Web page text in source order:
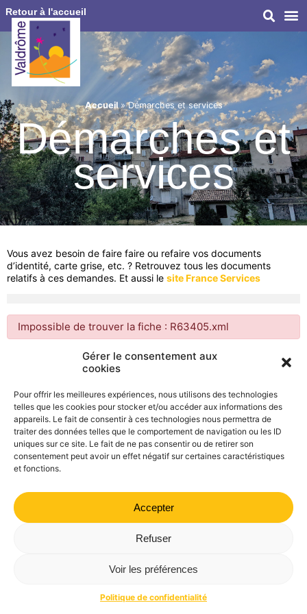
Gérer le consentement aux
cookies
Pour offrir les meilleures expériences, nous utilisons des technologies
telles que les cookies pour stocker et/ou accéder aux informations des
appareils. Le fait de consentir à ces technologies nous permettra de
traiter des données telles que le comportement de navigation ou les ID
uniques sur ce site. Le fait de ne pas consentir ou de retirer son
consentement peut avoir un effet négatif sur certaines caractéristiques
et fonctions.
Accepter
Refuser
Voir les préférences
Politique de confidentialité
Retour à l'accueil
Accueil»Démarches et services
Démarches et
services
Vous avez besoin de faire faire ou refaire vos documents
d’identité, carte grise, etc. ? Retrouvez tous les documents
relatifs à ces demandes. Et aussi le site France Services
Impossible de trouver la fiche : R63405.xml
Mairie de Valdrôme | 14 rue Haute, 26310 Valdrôme | 04 75
Politique de confidentialité
Mentions légales Plan du site